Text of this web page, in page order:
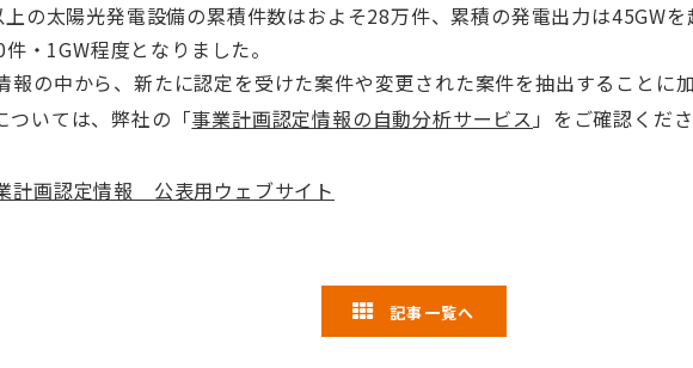
の太陽光発電設備の累積件数はおよそ28万件、累積の発電出力は45GW
・1GW程度となりました。
報の中から、新たに認定を受けた案件や変更された案件を抽出することに
ついては、弊社の「事業計画認定情報の自動分析サービス 」をご確認くださ
画認定情報 公表用ウェブサイト
記事一覧へ